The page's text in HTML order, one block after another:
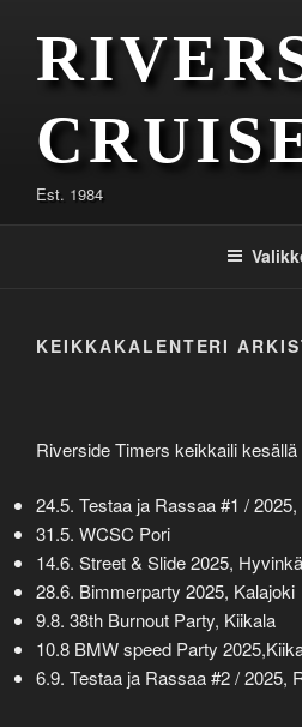
sisältöön
Est. 1984
KEIKKAKALENTERI
Riverside Timers keikkaili
24.5. Testaa ja Rassaa #1 /
31.5. WCSC Pori
14.6. Street & Slide 2025,
28.6. Bimmerparty 2025, Kalajoki
9.8. 38th Burnout Party, Kiikala
10.8 BMW speed Party 2025,
6.9. Testaa ja Rassaa #2 / 2025,